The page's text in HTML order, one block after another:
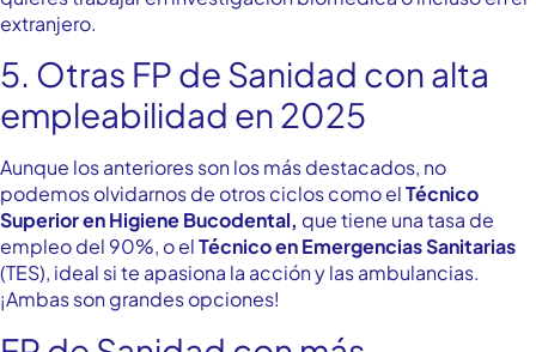
extranjero.
5. Otras FP de Sanidad con alta
empleabilidad en 2025
Aunque los anteriores son los más destacados, no
podemos olvidarnos de otros ciclos como elTécnico
Superior en Higiene Bucodental, que tiene una tasa de
empleo del 90%, o elTécnico en Emergencias Sanitarias
(TES), ideal si te apasiona la acción y las ambulancias.
¡Ambas son grandes opciones!